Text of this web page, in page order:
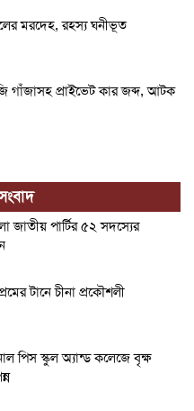
মরদেহ, রহস্য ঘনীভূত
গাঁজাসহ প্রাইভেট কার জব্দ, আটক
পার্টির ৫২ সদস্যের
টানে চীনা প্রকৌশলী
পিস স্কুল অ্যান্ড কলেজে বৃক্ষ